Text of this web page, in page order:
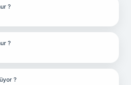
?
?
?